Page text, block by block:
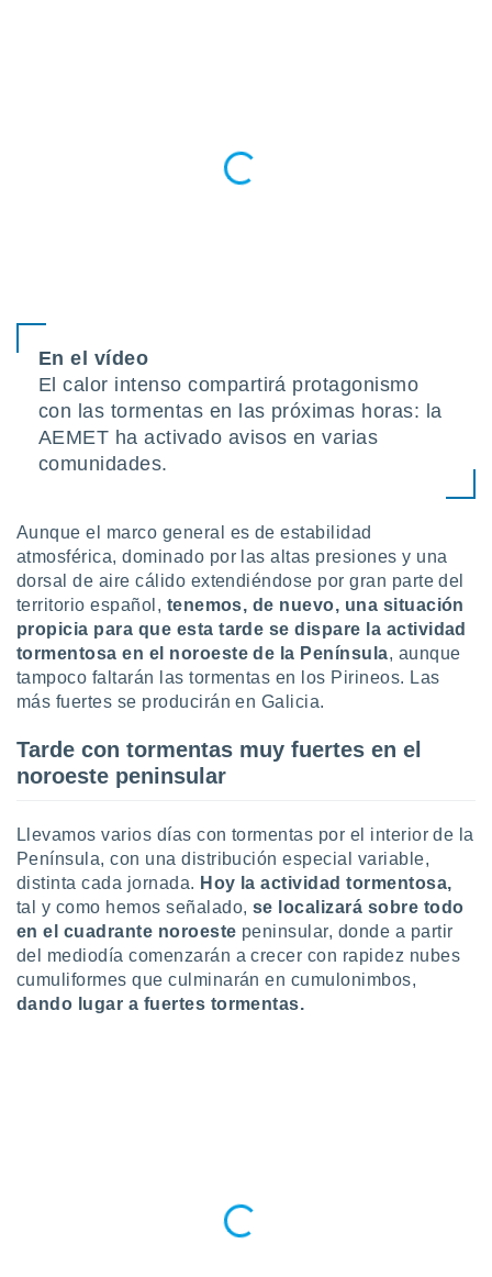
sitio
de que
para
ni para
o
aunque
no
Puedes
acceder a
web a
abono
únicos
similares
En el vídeo
El calor intenso compartirá protagonismo
con las tormentas en las próximas horas: la
AEMET ha activado avisos en varias
comunidades.
Aunque el marco general es de estabilidad
atmosférica, dominado por las altas presiones y una
dorsal de aire cálido extendiéndose por gran parte del
territorio español, tenemos, de nuevo, una situación
propicia para que esta tarde se dispare la actividad
tormentosa en el noroeste de la Península, aunque
tampoco faltarán las tormentas en los Pirineos. Las
más fuertes se producirán en Galicia.
Tarde con tormentas muy fuertes en el
noroeste peninsular
Llevamos varios días con tormentas por el interior de la
Península, con una distribución especial variable,
distinta cada jornada. Hoy la actividad tormentosa,
tal y como hemos señalado, se localizará sobre todo
en el cuadrante noroeste peninsular, donde a partir
del mediodía comenzarán a crecer con rapidez nubes
cumuliformes que culminarán en cumulonimbos,
dando lugar a fuertes tormentas.